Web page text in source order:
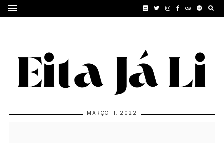
MARÇO 11, 2022